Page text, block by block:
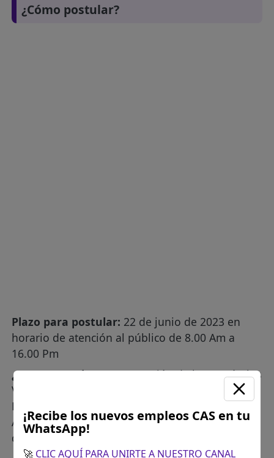
¿Cómo postular?
Plazo para postular: 22 de junio de 2023 en
horario de atención al público de 8.00 Am a
16.00 Pm
¿Como postular?:Presentación de los Currículos
Vitae físico a la siguiente dirección: Plaza
Principal s/n Quinua - Huamanga, Ayacucho -
Área de Atención al Ciudadano, Mesa de Partes
de la Municipalidad Distrital Quinua.
¡Recibe los nuevos empleos CAS en tu
WhatsApp!
🚀 CLIC AQUÍ PARA UNIRTE A NUESTRO CANAL